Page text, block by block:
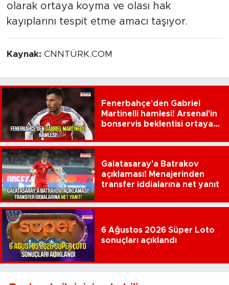
olarak ortaya koyma ve olası hak
kayıplarını tespit etme amacı taşıyor.
Kaynak: CNNTÜRK.COM
Fenerbahçe'den Gabriel
Martinelli hamlesi! Arsenal'in
bonservis beklentisi ortaya
Galatasaray'a Batrakov
açıklaması! Menajerinden
transfer iddialarına net yanıt
6 Ağustos 2026 Süper Loto
sonuçları açıklandı